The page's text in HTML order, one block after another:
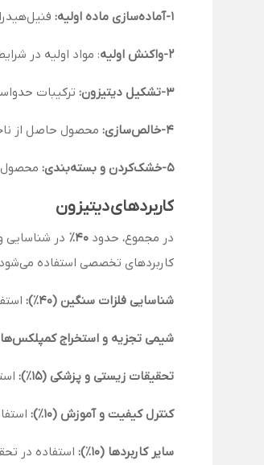
1-آماده‌سازی ماده اولیه:
2-واکنش اولیه : مواد اولیه در
3-تشکیل دیتیزون: ترکیبات
4-خالص‌سازی: محصول حاصل از
5-خشک‌کردن و بسته‌بندی: محصول
کاربردهای دیتیزون
در مجموع، حدود ۴۰٪ در شناسایی
کاربردهای تخصصی استفاده
شناسایی فلزات سنگین (۴۰٪):
شیمی تجزیه و استخراج کمپلکس‌ها
تحقیقات زیستی و پزشکی (۱۵٪):
کنترل کیفیت و آموزش (۱۰٪):
سایر کاربردها (۱۰٪): استفاده در